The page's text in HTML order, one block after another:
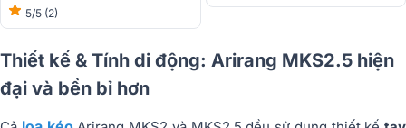
5/5 (2)
Thiết kế & Tính di động: Arirang MKS2.5 hiện
đại và bền bỉ hơn